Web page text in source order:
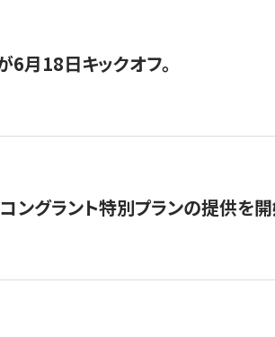
6月18日キックオフ。
グラント特別プランの提供を開